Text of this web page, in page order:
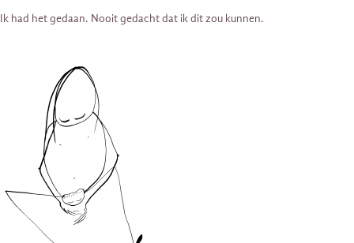
Ik had het gedaan. Nooit gedacht dat ik dit zou kunnen.